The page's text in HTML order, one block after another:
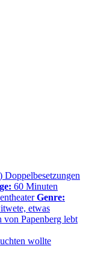
Doppelbesetzungen
60 Minuten
Genre:
etwas
von Papenberg lebt